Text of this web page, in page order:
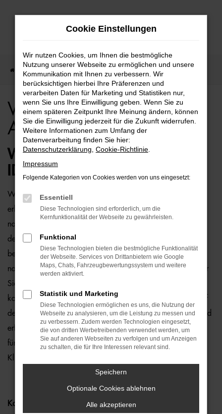
Zum
Startseite Bielefeld VW VW ID.4 für Bielefeld Top Angebote
VW ID.4 für Bielefeld Top
Angebote
WIE WÄRE ES MIT EINEM VW
ID.4 FÜR BIELEFELD?
Wer zu uns und damit zur Auto-Familie Ostermaier kommt,
erhält viele Vorschläge rund um die Mobilität. Das gilt
natürlich auch für Bielefeld und Umgebung, wo wir gerne
den VW ID.4 empfehlen. Die Rede ist von einem rundum
bewährten und zuverlässigen Fahrzeug, das perfekt zu
nahezu jedem Anspruch in Bielefeld passt. Gerne lassen wir
Sie bei uns vor Ort einsteigen oder übernehmen die
komplette Beratung auf digitalem Weg. Der Vorteil liegt auf
der Hand, denn so erhalten Sie Ihren VW ID.4 frei Haus und
erfreuen sich an der direkten Lieferung nach Bielefeld ohne
für den Autokauf Ihre eigenen vier Wände zu verlassen.
Klingt gut? Dann kontaktieren Sie uns noch heute.
Kategorie
Cookie Einstellungen
Wir nutzen Cookies, um Ihnen die bestmögliche
Nutzung unserer Webseite zu ermöglichen und unsere
Kommunikation mit Ihnen zu verbessern. Wir
berücksichtigen hierbei Ihre Präferenzen und
verarbeiten Daten für Marketing und Statistiken nur,
wenn Sie uns Ihre Einwilligung geben. Wenn Sie zu
einem späteren Zeitpunkt Ihre Meinung ändern, können
Sie die Einwilligung jederzeit für die Zukunft widerrufen.
Weitere Informationen zum Umfang der
Datenverarbeitung finden Sie hier:
Datenschutzerklärung Cookie-Richtlinie
Impressum
Folgende Kategorien von Cookies werden von uns eingesetzt:
Essentiell
Diese Technologien sind erforderlich, um die
Kernfunktionalität der Webseite zu gewährleisten.
Funktional
Diese Technologien bieten die bestmögliche Funktionalität
der Webseite. Services von Drittanbietern wie Google
Maps, Chats, Fahrzeugbewertungssystem und weitere
werden aktiviert.
Statistik und Marketing
Diese Technologien ermöglichen es uns, die Nutzung der
Webseite zu analysieren, um die Leistung zu messen und
zu verbessern. Zudem werden Technologien eingesetzt,
die von dritten Werbetreibenden verwendet werden, um
Sie auf anderen Webseiten zu verfolgen und um Anzeigen
zu schalten, die für Ihre Interessen relevant sind.
Speichern
Optionale Cookies ablehnen
Alle akzeptieren